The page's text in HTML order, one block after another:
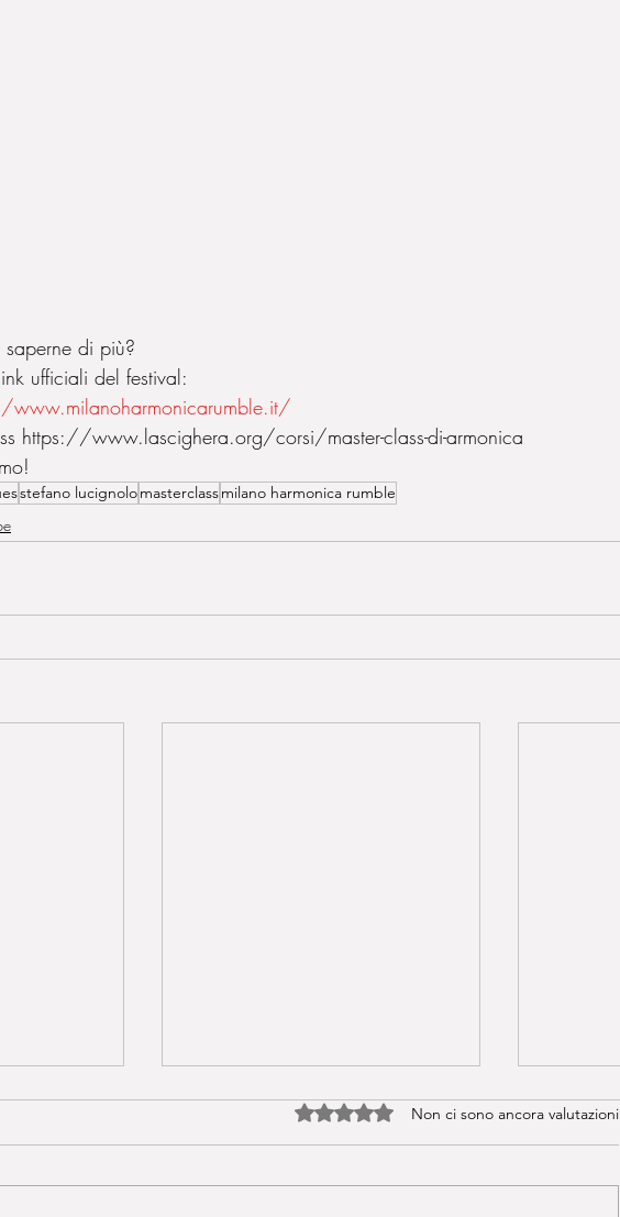
di più?
ufficiali del festival:
https://www.lascighera.org/corsi/master-class-di-armonica
stefano lucignolomasterclassmilano harmonica rumble
Valutazione 0 stelle su 5.Non ci sono ancora valutazioni